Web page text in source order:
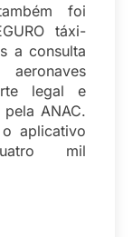
foi
táxi-
a consulta
legal e
ANAC.
aplicativo
mil